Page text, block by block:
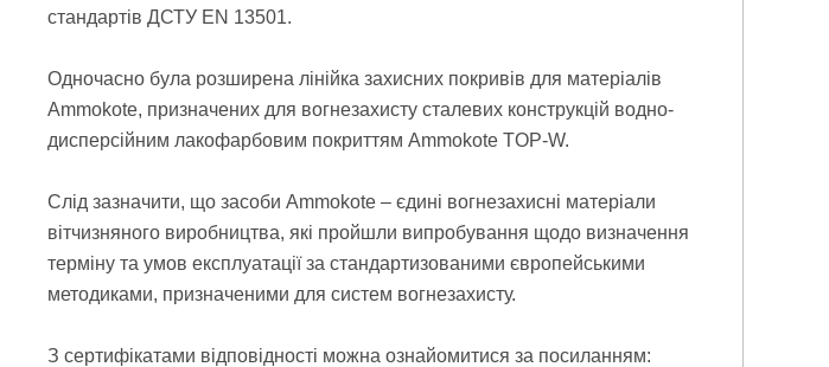
стандартів ДСТУ EN 13501.
Одночасно була розширена лінійка захисних покривів для матеріалів
Ammokote, призначених для вогнезахисту сталевих конструкцій водно-
дисперсійним лакофарбовим покриттям Ammokote TOP-W.
Слід зазначити, що засоби Ammokote – єдині вогнезахисні матеріали
вітчизняного виробництва, які пройшли випробування щодо визначення
терміну та умов експлуатації за стандартизованими європейськими
методиками, призначеними для систем вогнезахисту.
З сертифікатами відповідності можна ознайомитися за посиланням: